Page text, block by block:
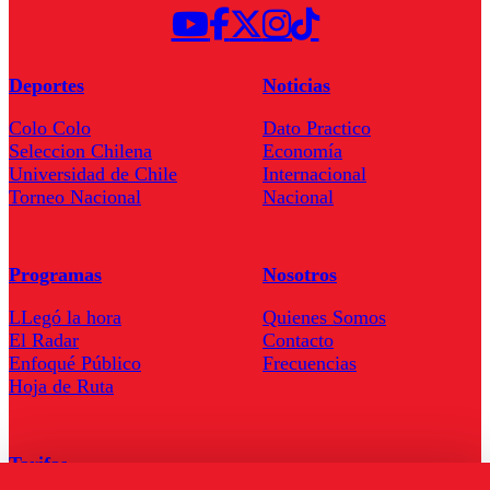
Deportes
Colo Colo
Seleccion Chilena
Universidad de Chile
Torneo Nacional
Noticias
Dato Practico
Economía
Internacional
Nacional
Programas
LLegó la hora
El Radar
Enfoqué Público
Hoja de Ruta
Nosotros
Quienes Somos
Contacto
Frecuencias
Tarifas